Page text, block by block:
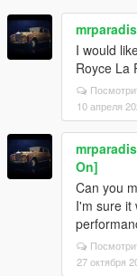
I would
Royce La
10 апреля
On]
Can you
I'm sure it
27 октября